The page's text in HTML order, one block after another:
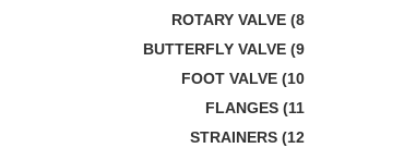
8) ROTARY VALVE
9) BUTTERFLY VALVE
10) FOOT VALVE
11) FLANGES
12) STRAINERS